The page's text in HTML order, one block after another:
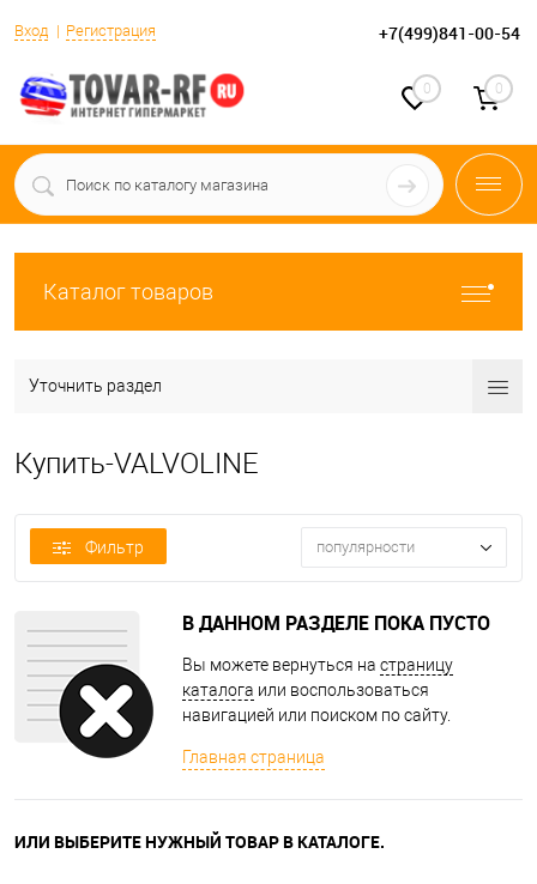
Вход Регистрация +7(499)841-00-54
0 0
Каталог товаров
Уточнить раздел
Купить-VALVOLINE
Фильтр популярности
В ДАННОМ РАЗДЕЛЕ ПОКА ПУСТО
Вы можете вернуться на страницу
каталога или воспользоваться
навигацией или поиском по сайту.
Главная страница
ИЛИ ВЫБЕРИТЕ НУЖНЫЙ ТОВАР В КАТАЛОГЕ.